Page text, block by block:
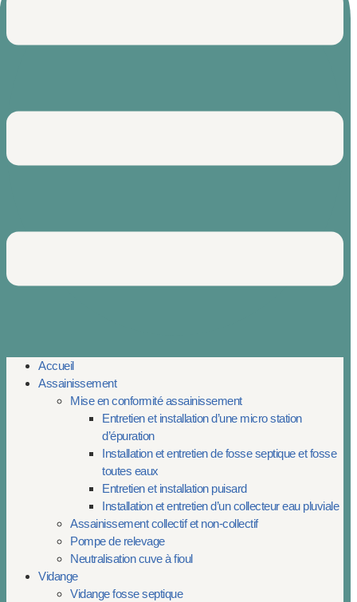
Accueil
Assainissement
Mise en conformité assainissement
Entretien et installation d’une micro station
d’épuration
Installation et entretien de fosse septique et fosse
toutes eaux
Entretien et installation puisard
Installation et entretien d’un collecteur eau pluviale
Assainissement collectif et non-collectif
Pompe de relevage
Neutralisation cuve à fioul
Vidange
Vidange fosse septique